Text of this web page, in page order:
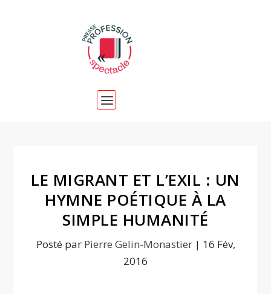
LE MIGRANT ET L’EXIL : UN
HYMNE POÉTIQUE À LA
SIMPLE HUMANITÉ
Posté par Pierre Gelin-Monastier| 16 Fév,
2016